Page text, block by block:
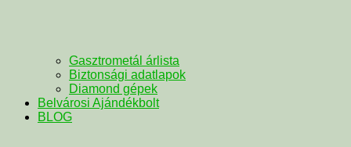
Gasztrometál árlista
Biztonsági adatlapok
Diamond gépek
Belvárosi Ajándékbolt
BLOG